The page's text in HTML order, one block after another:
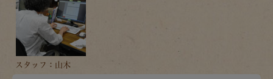
スタッフ：山木